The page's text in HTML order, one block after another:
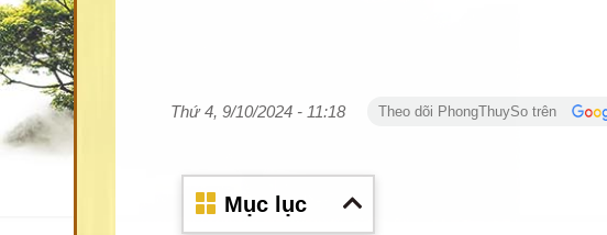
Thứ 4, 9/10/2024 - 11:18 Theo dõi PhongThuySo trên
Mục lục